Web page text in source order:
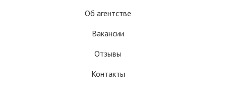
Об агентстве
Вакансии
Отзывы
Контакты